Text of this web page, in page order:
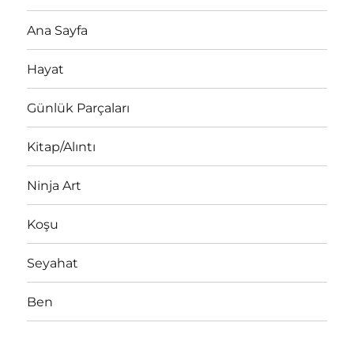
Ana Sayfa
Hayat
Günlük Parçaları
Kitap/Alıntı
Ninja Art
Koşu
Seyahat
Ben